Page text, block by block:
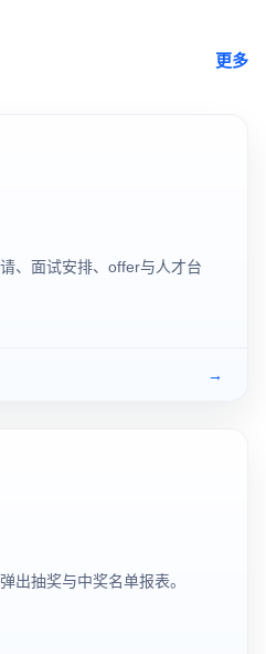
更多
、面试安排、offer与人才台
→
出抽奖与中奖名单报表。